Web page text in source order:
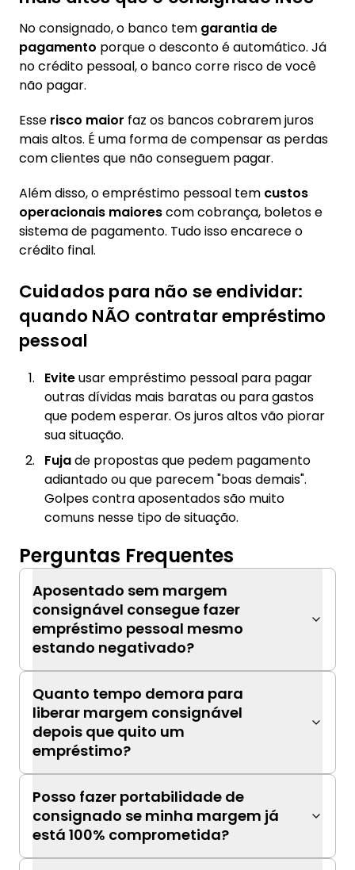
No consignado, o banco tem garantia de
pagamento porque o desconto é automático. Já
no crédito pessoal, o banco corre risco de você
não pagar.
Esse risco maior faz os bancos cobrarem juros
mais altos. É uma forma de compensar as perdas
com clientes que não conseguem pagar.
Além disso, o empréstimo pessoal tem custos
operacionais maiorescom cobrança, boletos e
sistema de pagamento. Tudo isso encarece o
crédito final.
Cuidados para não se endividar:
quando NÃO contratar empréstimo
pessoal
Eviteusar empréstimo pessoal para pagar
outras dívidas mais baratas ou para gastos
que podem esperar. Os juros altos vão piorar
sua situação.
Fujade propostas que pedem pagamento
adiantado ou que parecem "boas demais".
Golpes contra aposentados são muito
comuns nesse tipo de situação.
Perguntas Frequentes
Aposentado sem margem
consignável consegue fazer
empréstimo pessoal mesmo
estando negativado?
Quanto tempo demora para
liberar margem consignável
depois que quito um
empréstimo?
Posso fazer portabilidade de
consignado se minha margem já
está 100% comprometida?